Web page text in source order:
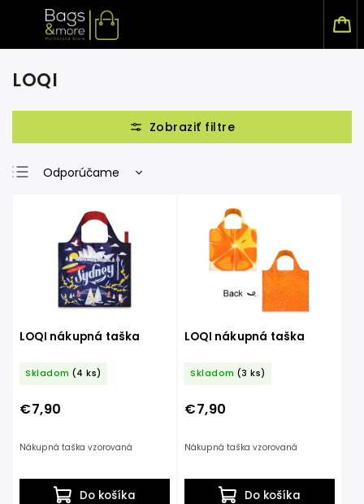
LOQI
Odporúčame
Najdrahšie
Najpredávanejšie
Abecedne
LOQI nákupná taška
Skladom (4 ks)
€7,90
Do košíka
Nákupná taška vzorovaná
LOQI nákupná taška
Skladom (3 ks)
€7,90
Do košíka
Nákupná taška vzorovaná